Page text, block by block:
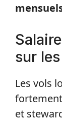
sur
Les vols
et